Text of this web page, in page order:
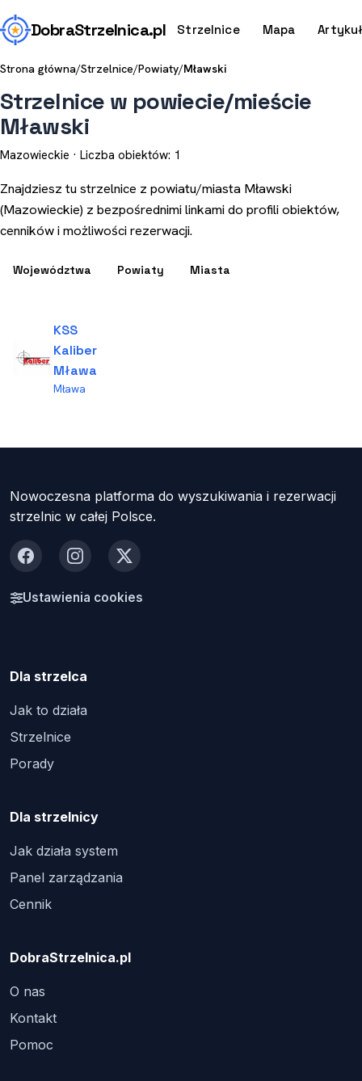
DobraStrzelnica.pl Strzelnice Mapa
Strona główna/Strzelnice/Powiaty/Mławski
Strzelnice w powiecie/mieście
Mławski
Mazowieckie · Liczba obiektów: 1
Znajdziesz tu strzelnice z powiatu/miasta Mławski
(Mazowieckie) z bezpośrednimi linkami do profili obiektów,
cenników i możliwości rezerwacji.
Województwa Powiaty Miasta
KSS
Kaliber
Mława
Mława
Nowoczesna platforma do wyszukiwania i rezerwacji
strzelnic w całej Polsce.
FacebookInstagram
X
Ustawienia cookies
Dla strzelca
Jak to działa
Strzelnice
Porady
Dla strzelnicy
Jak działa system
Panel zarządzania
Cennik
DobraStrzelnica.pl
O nas
Kontakt
Pomoc